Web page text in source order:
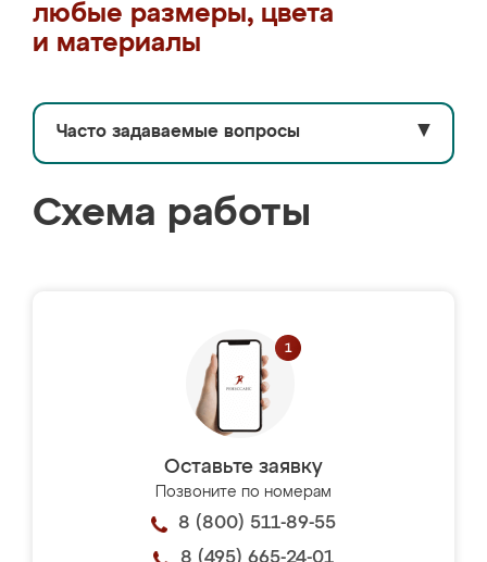
любые размеры, цвета
и материалы
Часто задаваемые вопросы ▼
Схема работы
Оставьте заявку
Позвоните по номерам
8 (800) 511-89-55
8 (495) 665-24-01